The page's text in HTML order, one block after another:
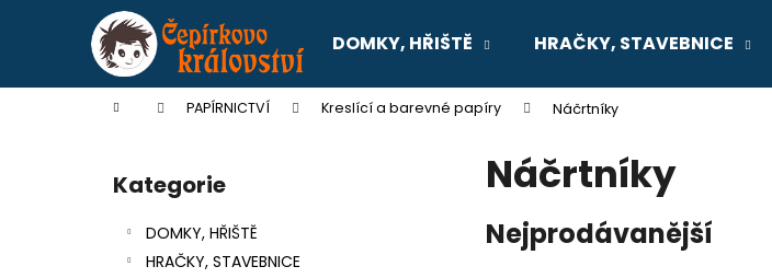
DOMKY, HŘIŠTĚ HRAČKY, STAVEBNICE
Domů PAPÍRNICTVÍ Kreslící a barevné papíry Náčrtníky
Přeskočit
kategorie
Kategorie
DOMKY, HŘIŠTĚ
HRAČKY, STAVEBNICE
Náčrtníky
Nejprodávanější
í
Zpět
do
Zpět
do
Co potřebujete najít?